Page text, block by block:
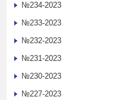
№234-2023
№233-2023
№232-2023
№231-2023
№230-2023
№227-2023